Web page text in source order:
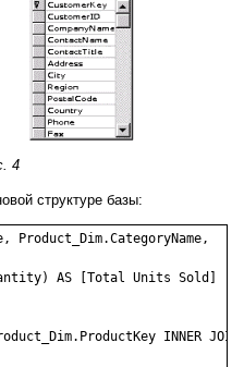
4
структуре базы:
Product_Dim.CategoryName,
AS [Total Units Sold]
INNER JOIN